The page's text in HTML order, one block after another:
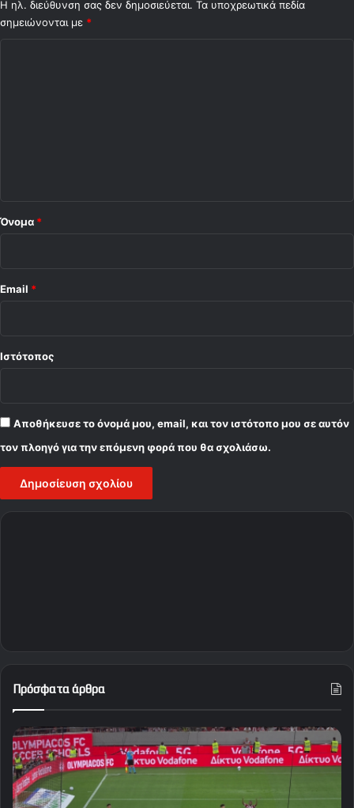
Η ηλ. διεύθυνση σας δεν δημοσιεύεται. Τα υποχρεωτικά πεδία
σημειώνονται με *
Όνομα *
Email *
Ιστότοπος
Αποθήκευσε το όνομά μου, email, και τον ιστότοπο μου σε αυτόν
τον πλοηγό για την επόμενη φορά που θα σχολιάσω.
Πρόσφατα άρθρα